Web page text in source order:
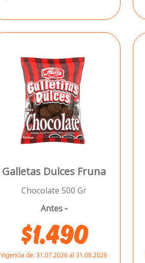
Galletas Dulces Fruna
Chocolate 500 Gr
Antes-
$1.490
Vigencia de:31.07.2026 al 31.08.2026